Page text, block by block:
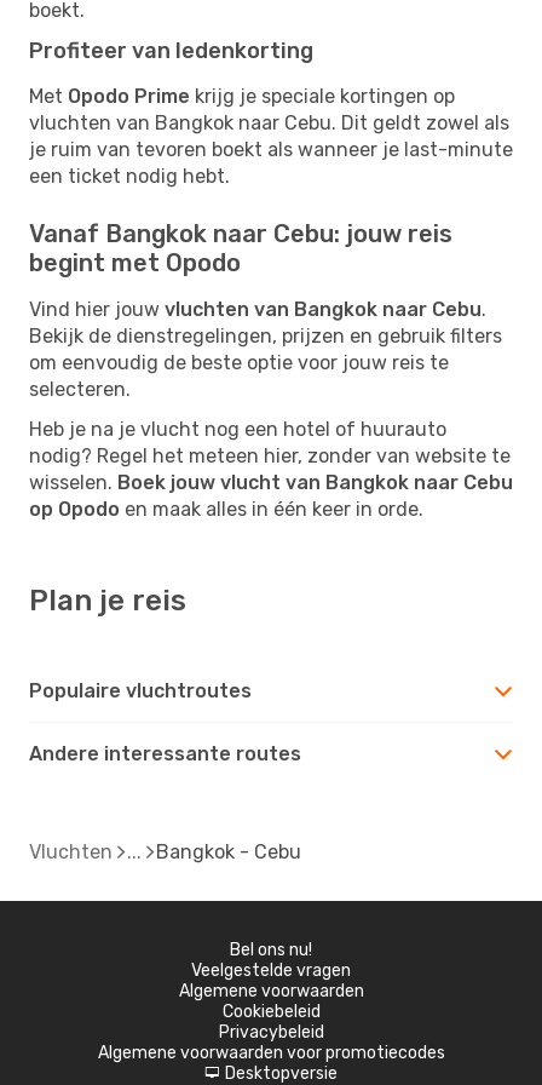
boekt.
Profiteer van ledenkorting
Met Opodo Prime krijg je speciale kortingen op
vluchten van Bangkok naar Cebu. Dit geldt zowel als
je ruim van tevoren boekt als wanneer je last-minute
een ticket nodig hebt.
Vanaf Bangkok naar Cebu: jouw reis
begint met Opodo
Vind hier jouw vluchten van Bangkok naar Cebu.
Bekijk de dienstregelingen, prijzen en gebruik filters
om eenvoudig de beste optie voor jouw reis te
selecteren.
Heb je na je vlucht nog een hotel of huurauto
nodig? Regel het meteen hier, zonder van website te
wisselen. Boek jouw vlucht van Bangkok naar Cebu
op Opodo en maak alles in één keer in orde.
Plan je reis
Populaire vluchtroutes
Andere interessante routes
Vluchten Bangkok - Cebu
Bel ons nu!
Veelgestelde vragen
Algemene voorwaarden
Cookiebeleid
Privacybeleid
Algemene voorwaarden voor promotiecodes
d Desktopversie